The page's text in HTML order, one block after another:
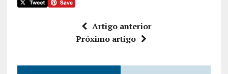
Artigo anterior
Próximo artigo